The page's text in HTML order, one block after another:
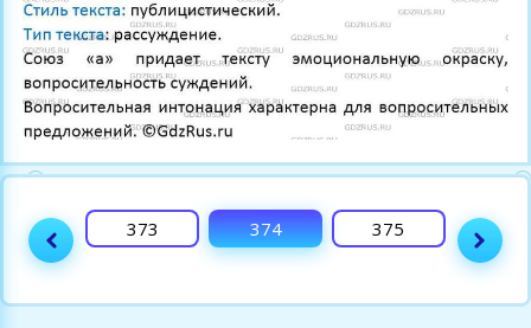
372 373 374 375 376